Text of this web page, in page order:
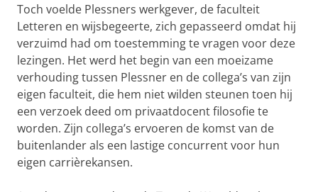
Toch voelde Plessners werkgever, de faculteit
Letteren en wijsbegeerte, zich gepasseerd omdat hij
verzuimd had om toestemming te vragen voor deze
lezingen. Het werd het begin van een moeizame
verhouding tussen Plessner en de collega’s van zijn
eigen faculteit, die hem niet wilden steunen toen hij
een verzoek deed om privaatdocent filosofie te
worden. Zijn collega’s ervoeren de komst van de
buitenlander als een lastige concurrent voor hun
eigen carrièrekansen.